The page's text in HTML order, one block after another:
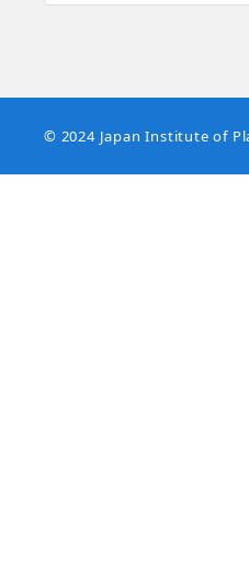
© 2024 Japan Institute of